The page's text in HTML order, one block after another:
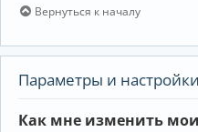
Вернуться к началу
Параметры и
Как мне изменить